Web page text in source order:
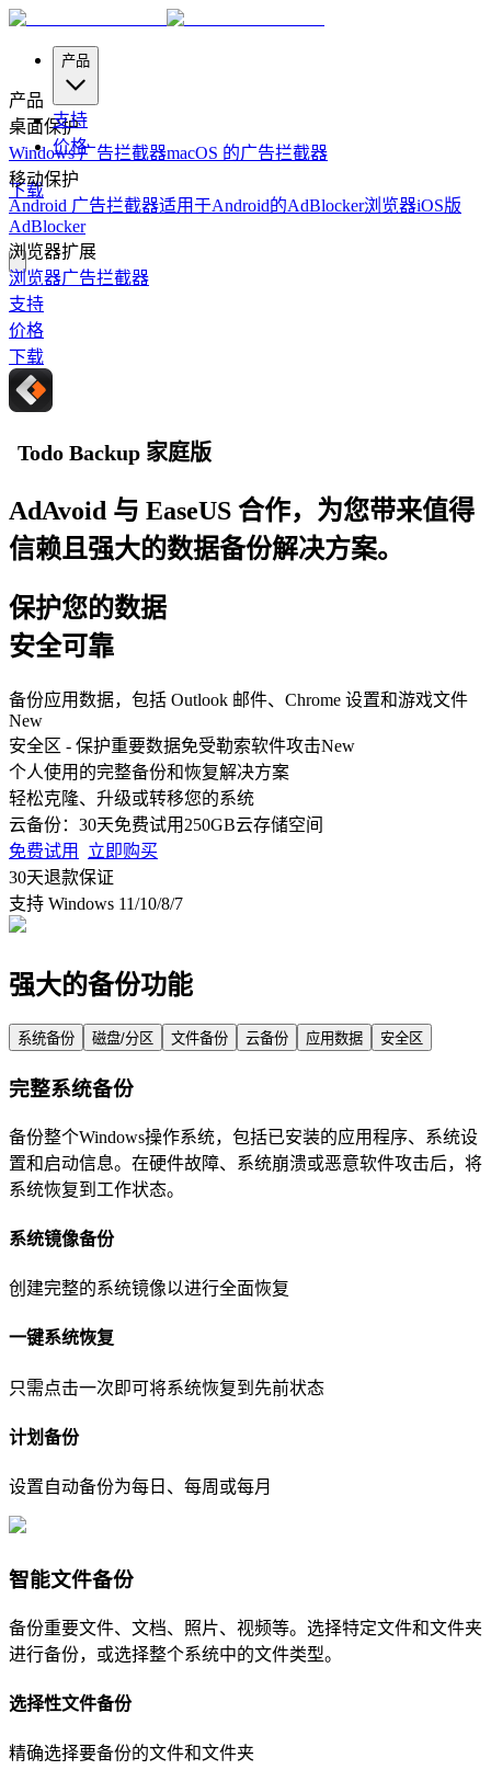
产品
支持
价格
下载
产品
桌面保护
Windows 广告拦截器macOS 的广告拦截器
移动保护
Android 广告拦截器适用于Android的AdBlocker浏览器iOS版
AdBlocker
浏览器扩展
浏览器广告拦截器
支持
价格
下载
Todo Backup 家庭版
AdAvoid 与 EaseUS 合作，为您带来值得
信赖且强大的数据备份解决方案。
保护您的数据
安全可靠
备份应用数据，包括 Outlook 邮件、Chrome 设置和游戏文件
New
安全区 - 保护重要数据免受勒索软件攻击New
个人使用的完整备份和恢复解决方案
轻松克隆、升级或转移您的系统
云备份：30天免费试用250GB云存储空间
免费试用
立即购买
30天退款保证
支持 Windows 11/10/8/7
强大的备份功能
系统备份 磁盘/分区 文件备份 云备份 应用数据 安全区
完整系统备份
备份整个Windows操作系统，包括已安装的应用程序、系统设
置和启动信息。在硬件故障、系统崩溃或恶意软件攻击后，将
系统恢复到工作状态。
系统镜像备份
创建完整的系统镜像以进行全面恢复
一键系统恢复
只需点击一次即可将系统恢复到先前状态
计划备份
设置自动备份为每日、每周或每月
智能文件备份
备份重要文件、文档、照片、视频等。选择特定文件和文件夹
进行备份，或选择整个系统中的文件类型。
选择性文件备份
精确选择要备份的文件和文件夹